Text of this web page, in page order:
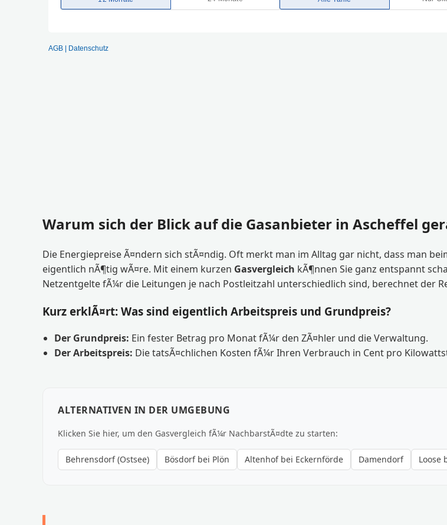
Warum sich der Blick auf die Gasanbieter in Ascheffel
Die Energiepreise Ã¤ndern sich stÃ¤ndig. Oft merkt man im Alltag gar nicht, dass man
eigentlich nÃ¶tig wÃ¤re. Mit einem kurzen Gasvergleich kÃ¶nnen Sie ganz entspannt
Netzentgelte fÃ¼r die Leitungen je nach Postleitzahl unterschiedlich sind, berechnet der
Kurz erklÃ¤rt: Was sind eigentlich Arbeitspreis und Grundpreis?
Der Grundpreis: Ein fester Betrag pro Monat fÃ¼r den ZÃ¤hler und die Verwaltung.
Der Arbeitspreis: Die tatsÃ¤chlichen Kosten fÃ¼r Ihren Verbrauch in Cent pro
ALTERNATIVEN IN DER UMGEBUNG
Klicken Sie hier, um den Gasvergleich fÃ¼r NachbarstÃ¤dte zu starten:
Behrensdorf (Ostsee) Bösdorf bei Plön Altenhof bei Eckernförde Damendorf Loose